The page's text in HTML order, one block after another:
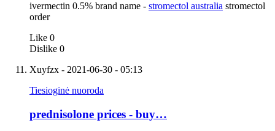
ivermectin 0.5% brand name - stromectol australia stromectol
order
Like 0
Dislike 0
Xuyfzx - 2021-06-30 - 05:13
Tiesioginė nuoroda
prednisolone prices - buy…